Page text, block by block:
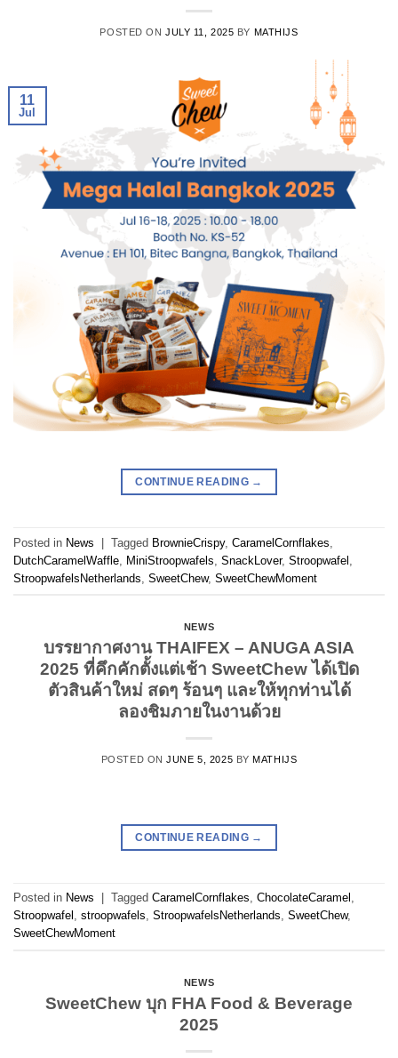
POSTED ONJULY 11, 2025 BY MATHIJS
11
Jul
CONTINUE READING →
Posted in News | Tagged BrownieCrispy, CaramelCornflakes
DutchCaramelWaffle MiniStroopwafels SnackLover, Stroopwafel
StroopwafelsNetherlands SweetChew, SweetChewMoment
NEWS
บรรยากาศงาน THAIFEX – ANUGA ASIA
2025 ที่คึกคักตั้งแต่เช้า SweetChew ได้เปิด
ตัวสินค้าใหม่ สดๆ ร้อนๆ และให้ทุกท่านได้
ลองชิมภายในงานด้วย
POSTED ONJUNE 5, 2025 BYMATHIJS
CONTINUE READING →
Posted in News Tagged CaramelCornflakes, ChocolateCaramel ,
Stroopwafel , stroopwafels, StroopwafelsNetherlands, SweetChew,
SweetChewMoment
NEWS
SweetChew บุก FHA Food & Beverage
2025